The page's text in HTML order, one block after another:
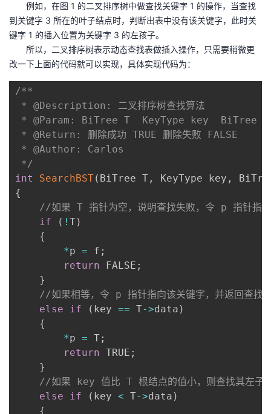
例如，在图 1 的二叉排序树中做查找关键字 1 的操作，当查找
到关键字 3 所在的叶子结点时，判断出表中没有该关键字，此时关
键字 1 的插入位置为关键字 3 的左孩子。
所以，二叉排序树表示动态查找表做插入操作，只需要稍微更
改一下上面的代码就可以实现，具体实现代码为：
/**
* @Description: 二叉排序树查找算法
* @Param: BiTree T  KeyType key  BiTree
* @Return: 删除成功 TRUE 删除失败 FALSE
* @Author: Carlos
*/
int
SearchBST( BiTree T , KeyType key ,
{
//如果 T 指针为空，说明查找失败，令 p 指针指向
if
( ! T)
{
*p = f ;
return FALSE ;
}
//如果相等，令 p 指针指向该关键字，并返回查找
else
if ( key == T->data )
{
*p = T;
return TRUE ;
}
//如果 key 值比 T 根结点的值小，则查找其左子
else
if ( key < T->data )
{